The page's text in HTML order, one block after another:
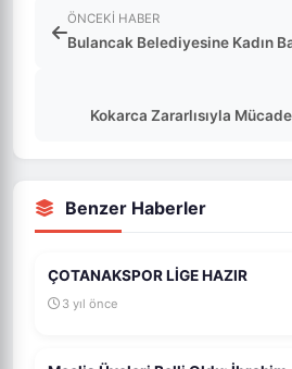
ÖNCEKI HABER
Bulancak Belediyesine Kadın
Kokarca Zararlısıyla
Benzer Haberler
ÇOTANAKSPOR LİGE HAZIR
3 yıl önce